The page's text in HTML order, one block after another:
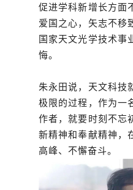
促进学科新增长方面
爱国之心，矢志不移
国家天文光学技术事
悔。
朱永田说，天文科技
极限的过程，作为一
作者，就要时刻不忘
新精神和奉献精神，
高峰、不懈奋斗。